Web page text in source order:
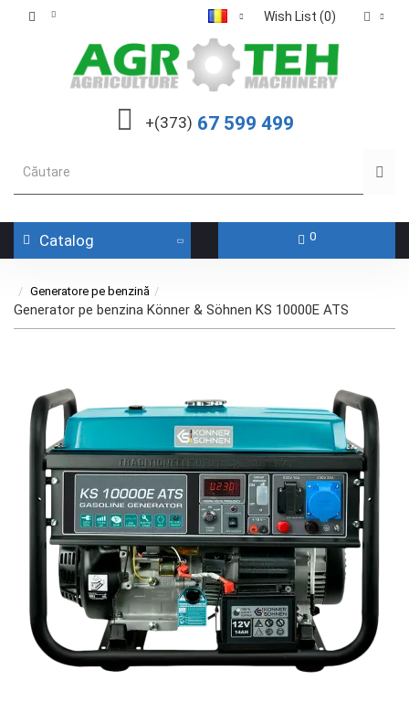
Wish List (0)
+(373) 67 599 499
Catalog 0
Generatore pe benzină
Generator pe benzina Könner & Söhnen KS 10000E ATS